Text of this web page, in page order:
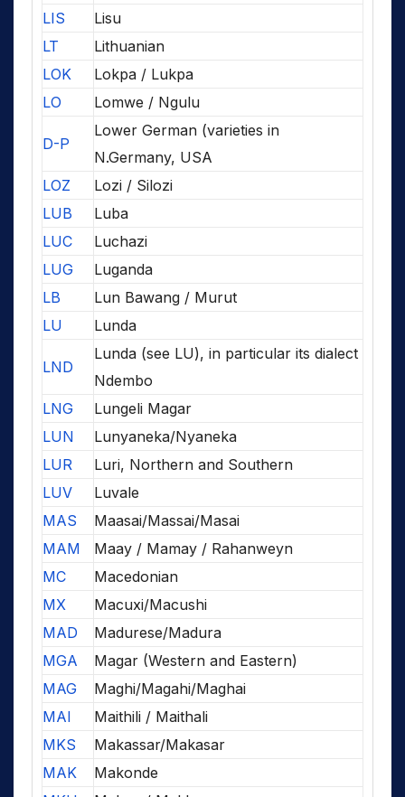
LIS
Lisu
LT
Lithuanian
LOK
Lokpa / Lukpa
LO
Lomwe / Ngulu
D-P
Lower German (varieties in
N.Germany, USA
LOZ
Lozi / Silozi
LUB
Luba
LUC
Luchazi
LUG
Luganda
LB
Lun Bawang / Murut
LU
Lunda
LND
Lunda (see LU), in particular its dialect
Ndembo
LNG
Lungeli Magar
LUN
Lunyaneka/Nyaneka
LUR
Luri, Northern and Southern
LUV
Luvale
MAS
Maasai/Massai/Masai
MAM
Maay / Mamay / Rahanweyn
MC
Macedonian
MX
Macuxi/Macushi
MAD
Madurese/Madura
MGA
Magar (Western and Eastern)
MAG
Maghi/Magahi/Maghai
MAI
Maithili / Maithali
MKS
Makassar/Makasar
MAK
Makonde